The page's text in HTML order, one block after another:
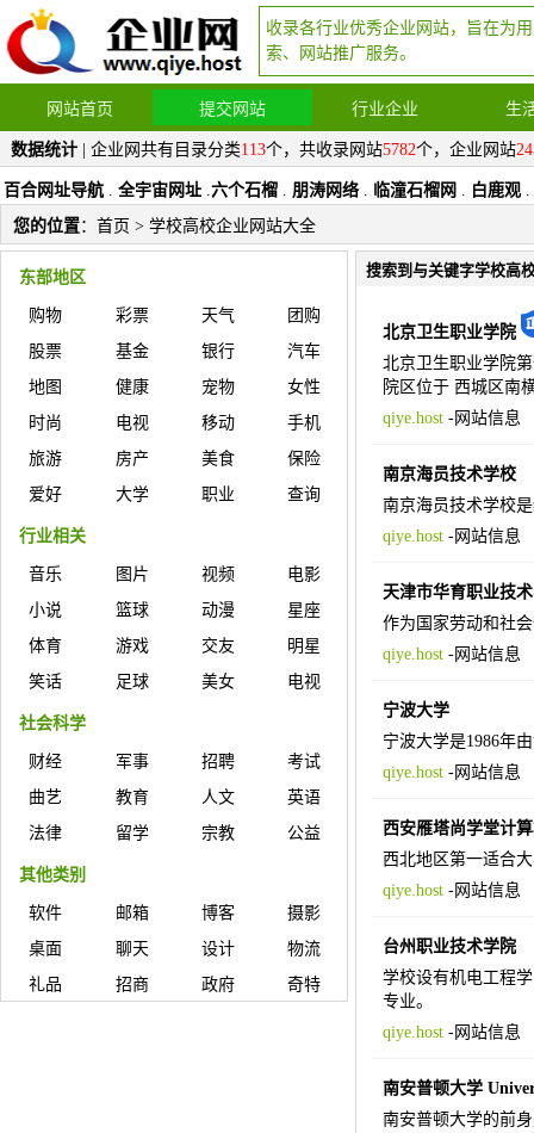
收录各行业优秀企业网站，旨在为
索、网站推广服务。
网站首页 提交网站 行业企业 生
数据统计 | 企业网共有目录分类113个，共收录网站5782个，企业网站
百合网址导航 . 全宇宙网址 .六个石榴 . 朋涛网络 . 临潼石榴网 . 白鹿观 .
您的位置： 首页 > 学校高校企业网站大全
东部地区
购物 彩票 天气
团购
股票
基金 银行
汽车
地图
健康 宠物
女性
时尚
电视 移动
手机
旅游
房产 美食
保险
爱好
大学 职业 查询
行业相关
音乐 图片 视频
电影
小说
篮球 动漫
星座
体育
游戏 交友
明星
笑话
足球 美女 电视
社会科学
财经 军事 招聘
考试
曲艺
教育 人文
英语
法律
留学 宗教 公益
其他类别
软件 邮箱 博客
摄影
桌面
聊天 设计
物流
礼品
招商 政府 奇特
搜索到与关键字学校高
北京卫生职业学院
北京卫生职业学院
院区位于 西城区南
qiye.host-网站信息
南京海员技术学校
南京海员技术学校
qiye.host-网站信息
天津市华育职业技
作为国家劳动和社
qiye.host-网站信息
宁波大学
宁波大学是1986年
qiye.host-网站信息
西安雁塔尚学堂计
西北地区第一适合
qiye.host-网站信息
台州职业技术学院
学校设有机电工程
专业。
qiye.host-网站信息
南安普顿大学
南安普顿大学的前